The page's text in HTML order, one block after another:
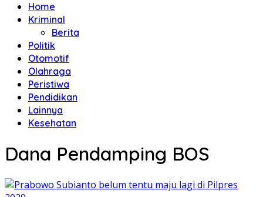
Home
Kriminal
Berita
Politik
Otomotif
Olahraga
Peristiwa
Pendidikan
Lainnya
Kesehatan
Dana Pendamping BOS